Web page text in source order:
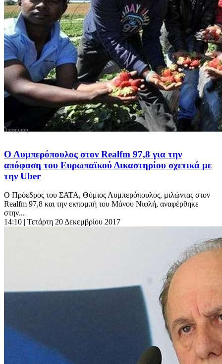
Ο Λυμπερόπουλος στον Realfm 97,8 για την
απόφαση του Ευρωπαϊκού Δικαστηρίου σχετικά με
την Uber
Ο Πρόεδρος του ΣΑΤΑ, Θύμιος Λυμπερόπουλος, μιλώντας στον
Realfm 97,8 και την εκπομπή του Μάνου Νιφλή, αναφέρθηκε
στην...
14:10 | Τετάρτη 20 Δεκεμβρίου 2017